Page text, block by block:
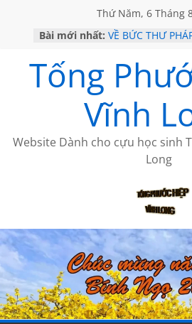
Thứ Năm, 6 Tháng
Bài mới nhất: VỀ BỨC THƯ
HỌC SỬ HỒI XƯA
MỘT ĐỜI ĐI
SÁCH
BẤT CHỢT CỦA
CÀ PHÊ NGẮM
Tống
Vĩnh
Website Dành cho cựu học sinh
Long